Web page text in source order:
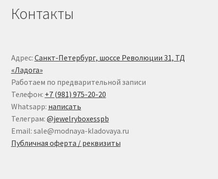
Контакты
Адрес: Санкт-Петербург, шоссе Революции 31, ТД
«Ладога»
Работаем по предварительной записи
Телефон: +7 (981) 975-20-20
Whatsapp: написать
Телеграм: @jewelryboxesspb
Email: sale@modnaya-kladovaya.ru
Публичная оферта / реквизиты